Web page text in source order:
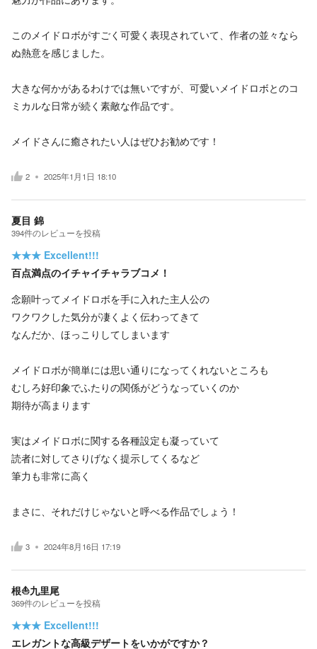
このメイドロボがすごく可愛く表現されていて、作者の並々なら
ぬ熱意を感じました。
大きな何かがあるわけでは無いですが、可愛いメイドロボとのコ
ミカルな日常が続く素敵な作品です。
メイドさんに癒されたい人はぜひお勧めです！
2 2025年1月1日 18:10
夏目 錦
394件のレビューを投稿
★★★ Excellent!!!
百点満点のイチャイチャラブコメ！
念願叶ってメイドロボを手に入れた主人公の
ワクワクした気分が凄くよく伝わってきて
なんだか、ほっこりしてしまいます
メイドロボが簡単には思い通りになってくれないところも
むしろ好印象でふたりの関係がどうなっていくのか
期待が高まります
実はメイドロボに関する各種設定も凝っていて
読者に対してさりげなく提示してくるなど
筆力も非常に高く
まさに、それだけじゃないと呼べる作品でしょう！
3 2024年8月16日 17:19
根⛵九里尾
369件のレビューを投稿
★★★ Excellent!!!
エレガントな高級デザートをいかがですか？